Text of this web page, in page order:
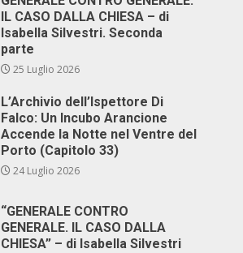
IL CASO DALLA CHIESA – di
Isabella Silvestri. Seconda
parte
25 Luglio 2026
L’Archivio dell’Ispettore Di
Falco: Un Incubo Arancione
Accende la Notte nel Ventre del
Porto (Capitolo 33)
24 Luglio 2026
“GENERALE CONTRO
GENERALE. IL CASO DALLA
CHIESA” – di Isabella Silvestri